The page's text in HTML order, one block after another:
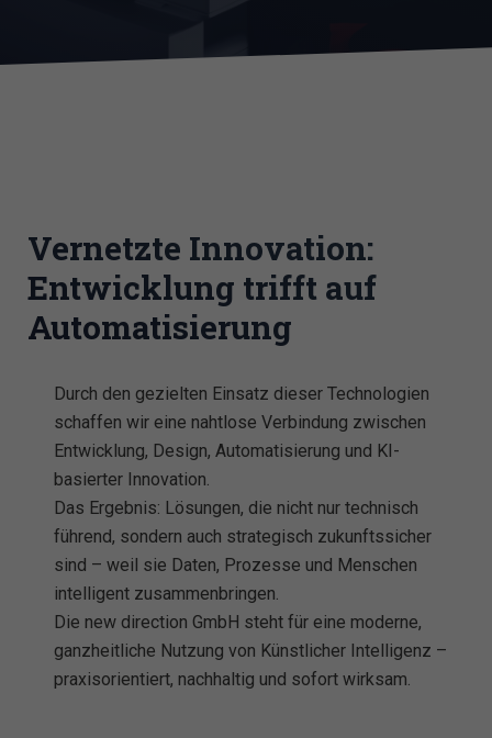
Vernetzte Innovation:
Entwicklung trifft auf
Automatisierung
Durch den gezielten Einsatz dieser Technologien
schaffen wir eine nahtlose Verbindung zwischen
Entwicklung, Design, Automatisierung und KI-
basierter Innovation.
Das Ergebnis: Lösungen, die nicht nur technisch
führend, sondern auch strategisch zukunftssicher
sind – weil sie Daten, Prozesse und Menschen
intelligent zusammenbringen.
Die new direction GmbH steht für eine moderne,
ganzheitliche Nutzung von Künstlicher Intelligenz –
praxisorientiert, nachhaltig und sofort wirksam.